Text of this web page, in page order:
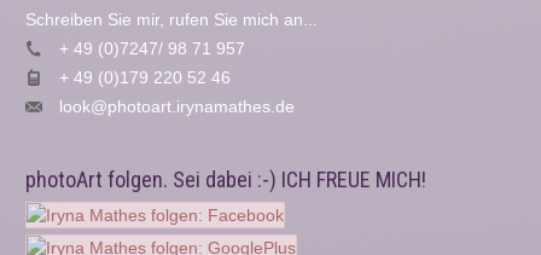
Schreiben Sie mir, rufen Sie mich an...
+ 49 (0)7247/ 98 71 957
+ 49 (0)179 220 52 46
look@photoart.irynamathes.de
photoArt folgen. Sei dabei :-) ICH FREUE MICH!